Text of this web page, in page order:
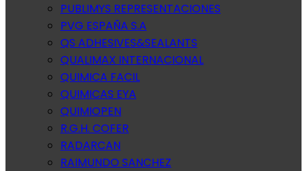
PUBLIMYS REPRESENTACIONES
PVG ESPAÑA S.A
QS ADHESIVES&SEALANTS
QUALIMAX INTERNACIONAL
QUIMICA FACIL
QUIMICAS EYA
QUIMIOPEN
R.G.H. COFER
RADARCAN
RAIMUNDO SANCHEZ